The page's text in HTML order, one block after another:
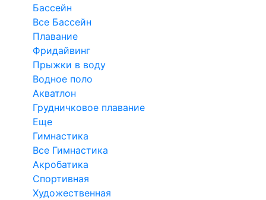
Бассейн
Все Бассейн
Плавание
Фридайвинг
Прыжки в воду
Водное поло
Акватлон
Грудничковое плавание
Еще
Гимнастика
Все Гимнастика
Акробатика
Спортивная
Художественная